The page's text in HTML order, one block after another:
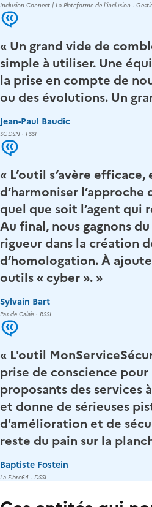
Inclusion Connect | La Plateforme de l'inclusion ·
« Un grand vide de
simple à utiliser. Une
la prise en compte de
ou des évolutions. Un
Jean-Paul Baudic
SGDSN · FSSI
« L’outil s’avère
d’harmoniser l’approche
quel que soit l’agent qui
Au final, nous gagnons
rigueur dans la création
d’homologation. À
outils « cyber ». »
Sylvain Bart
Pas de Calais · RSSI
« L'outil
prise de conscience
proposants des services
et donne de sérieuses
d'amélioration et de
reste du pain sur la
Baptiste Fostein
La Fibre64 · DSSI